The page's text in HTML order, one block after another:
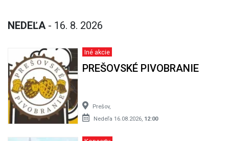
NEDEĽA - 16. 8. 2026
Iné akcie
PREŠOVSKÉ PIVOBRANIE
Prešov,
Nedeľa 16.08.2026, 12:00